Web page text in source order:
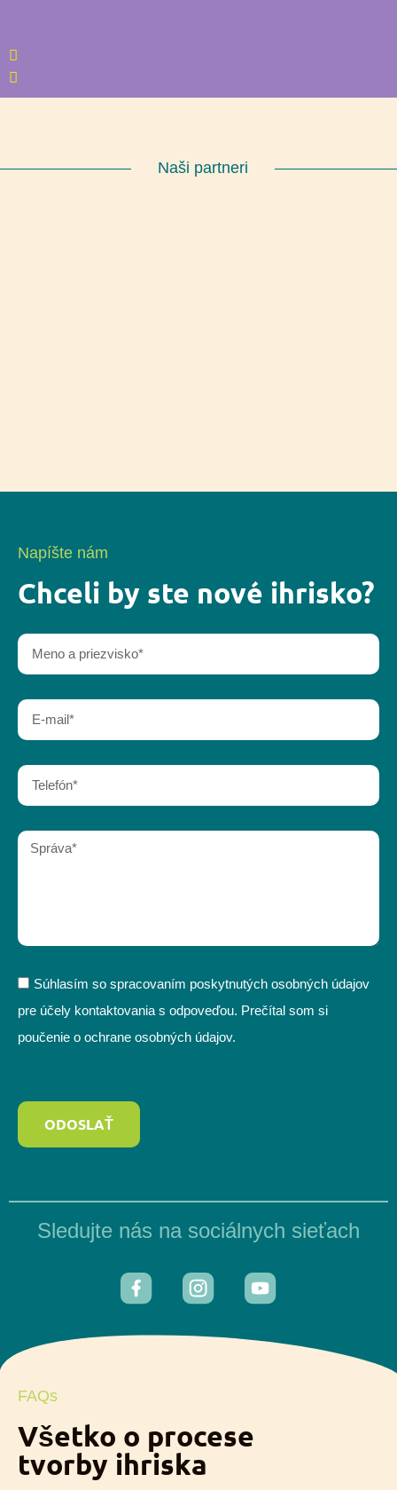
Naši partneri
Napíšte nám
Chceli by ste nové ihrisko?
Súhlasím so spracovaním poskytnutých osobných údajov
pre účely kontaktovania s odpoveďou. Prečítal som si
poučenie o ochrane osobných údajov.
ODOSLAŤ
Sledujte nás na sociálnych sieťach
FAQs
Všetko o procese
tvorby ihriska